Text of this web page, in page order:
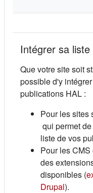
Intégrer sa
Que votre site soit
possible d'y
publications HAL :
Pour les sites
(s'ouvre dans
qui permet
liste de vos
Pour les
des
disponibles (
Drupal).